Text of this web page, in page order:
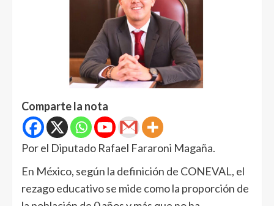
Comparte la nota
Por el Diputado Rafael Fararoni Magaña.
En México, según la definición de CONEVAL, el
rezago educativo se mide como la proporción de